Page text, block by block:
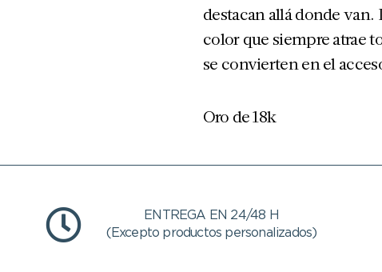
destacan allá donde van.
color que siempre atrae
se convierten en el
Oro de 18k
ENTREGA EN 24/48 H
(Excepto productos personalizados)